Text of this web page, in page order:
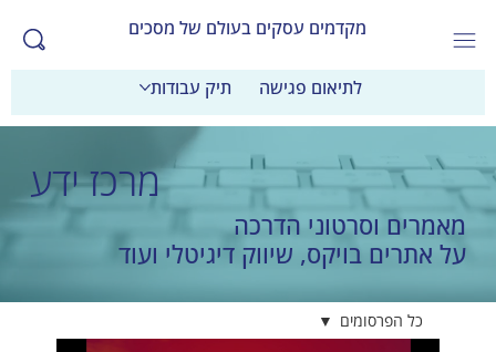
מקדמים עסקים בעולם של מסכים
לתיאום פגישה תיק עבודות
מרכז ידע
מאמרים וסרטוני הדרכה
על אתרים בויקס, שיווק דיגיטלי ועוד
כל הפרסומים